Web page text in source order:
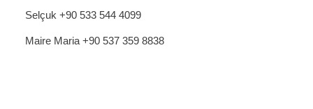
Selçuk +90 533 544 4099
Maire Maria +90 537 359 8838